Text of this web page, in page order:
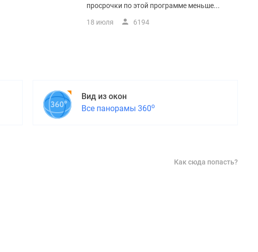
просрочки по этой программе меньше...
18 июля 6194
Вид из окон
Все панорамы 360о
Как сюда попасть?